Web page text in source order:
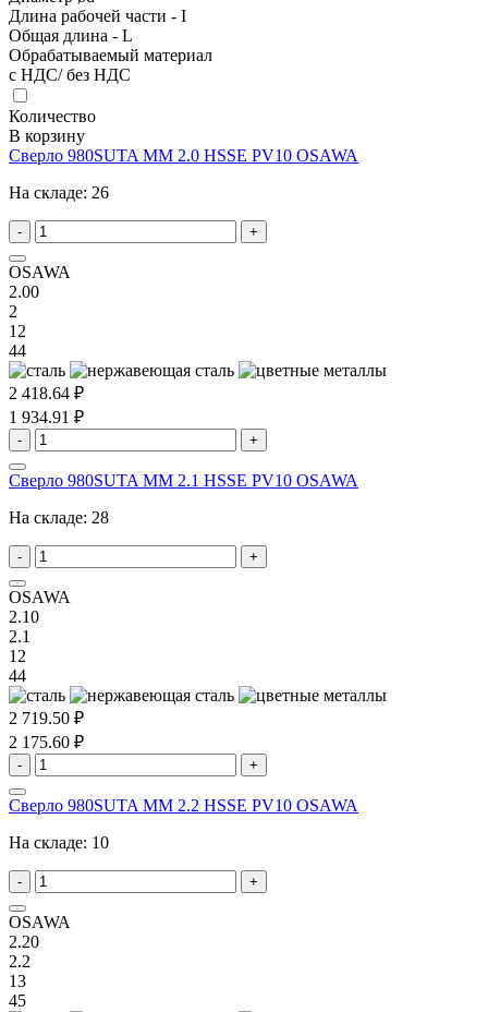
Длина рабочей части - I
Общая длина - L
Обрабатываемый материал
с НДС/ без НДС
Количество
В корзину
Сверло 980SUTA MM 2.0 HSSE PV10 OSAWA
На складе: 26
- +
OSAWA
2.00
2
12
44
2 418.64 ₽
1 934.91 ₽
- +
Сверло 980SUTA MM 2.1 HSSE PV10 OSAWA
На складе: 28
- +
OSAWA
2.10
2.1
12
44
2 719.50 ₽
2 175.60 ₽
- +
Сверло 980SUTA MM 2.2 HSSE PV10 OSAWA
На складе: 10
- +
OSAWA
2.20
2.2
13
45